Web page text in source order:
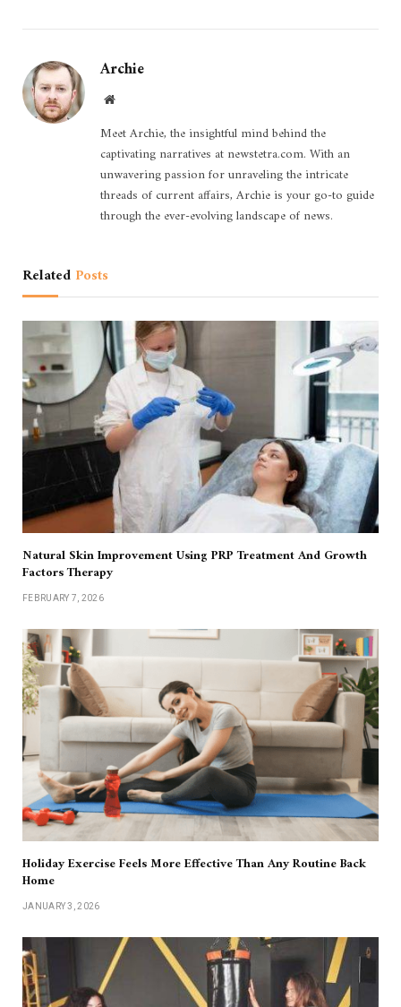
Archie
Website
Meet Archie, the insightful mind behind the
captivating narratives at newstetra.com. With an
unwavering passion for unraveling the intricate
threads of current affairs, Archie is your go-to guide
through the ever-evolving landscape of news.
Related Posts
Natural Skin Improvement Using PRP Treatment And Growth
Factors Therapy
FEBRUARY 7, 2026
Holiday Exercise Feels More Effective Than Any Routine Back
Home
JANUARY 3, 2026